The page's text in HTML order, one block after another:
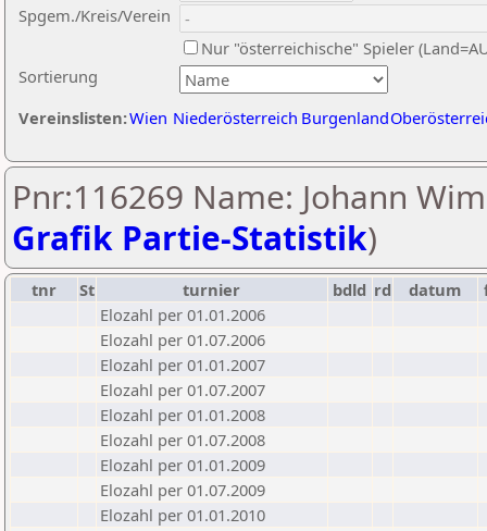
Sortierung
Spgem./Kreis/Verein
Nur "österreichische" Spieler
Vereinslisten:Wien Niederösterreich Burgenland
Pnr:116269 Name: Johann
Grafik Partie-Statistik)
tnr St turnier bdld rd datum
Elozahl per 01.01.2006
Elozahl per 01.07.2006
Elozahl per 01.01.2007
Elozahl per 01.07.2007
Elozahl per 01.01.2008
Elozahl per 01.07.2008
Elozahl per 01.01.2009
Elozahl per 01.07.2009
Elozahl per 01.01.2010